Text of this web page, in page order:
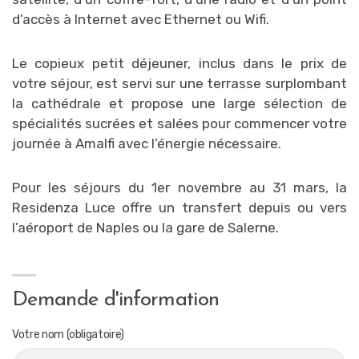
d’accès à Internet avec Ethernet ou Wifi.
Le copieux petit déjeuner, inclus dans le prix de
votre séjour, est servi sur une terrasse surplombant
la cathédrale et propose une large sélection de
spécialités sucrées et salées pour commencer votre
journée à Amalfi avec l’énergie nécessaire.
Pour les séjours du 1er novembre au 31 mars, la
Residenza Luce offre un transfert depuis ou vers
l’aéroport de Naples ou la gare de Salerne.
Demande d'information
Votre nom (obligatoire)